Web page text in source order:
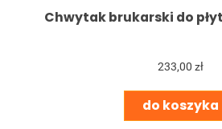
Chwytak brukarski do
233,00 zł
do koszyka